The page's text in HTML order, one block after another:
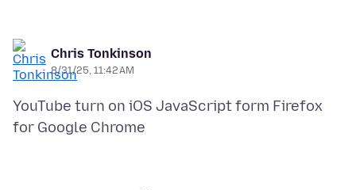
Chris Tonkinson
8/31/25, 11:42 AM
YouTube turn on iOS JavaScript form Firefox